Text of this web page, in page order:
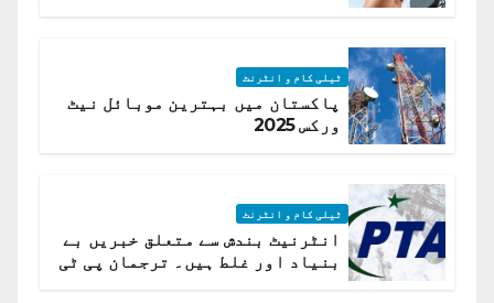
ٹیلی کام و انٹرنٹ
پاکستان میں بہترین موبائل نیٹ
ورکس 2025
ٹیلی کام و انٹرنٹ
انٹرنیٹ بندش سے متعلق خبریں بے
بنیاد اور غلط ہیں۔ ترجمان پی ٹی